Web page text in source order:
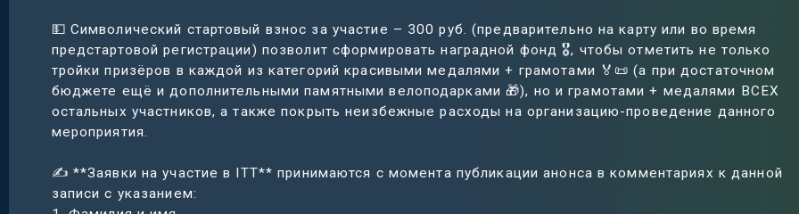
💵 Символический стартовый взнос за участие – 300 руб. (предварительно на карту или во время
предстартовой регистрации) позволит сформировать наградной фонд 🎖️, чтобы отметить не только
тройки призёров в каждой из категорий красивыми медалями + грамотами 🏅📜 (а при достаточном
бюджете ещё и дополнительными памятными велоподарками 🎁), но и грамотами + медалями ВСЕХ
остальных участников, а также покрыть неизбежные расходы на организацию-проведение данного
мероприятия.
✍️ **Заявки на участие в ITT** принимаются с момента публикации анонса в комментариях к данной
записи с указанием: